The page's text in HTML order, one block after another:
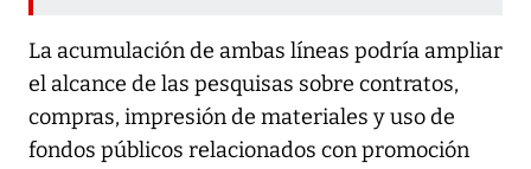
La acumulación de ambas líneas podría ampliar
el alcance de las pesquisas sobre contratos,
compras, impresión de materiales y uso de
fondos públicos relacionados con promoción